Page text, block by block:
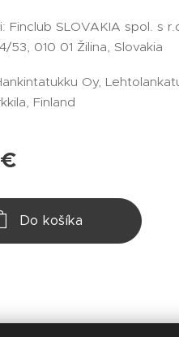
Finclub SLOVAKIA spol. s
53, 010 01 Žilina, Slovakia
Oy,
Finland
€
Do košíka